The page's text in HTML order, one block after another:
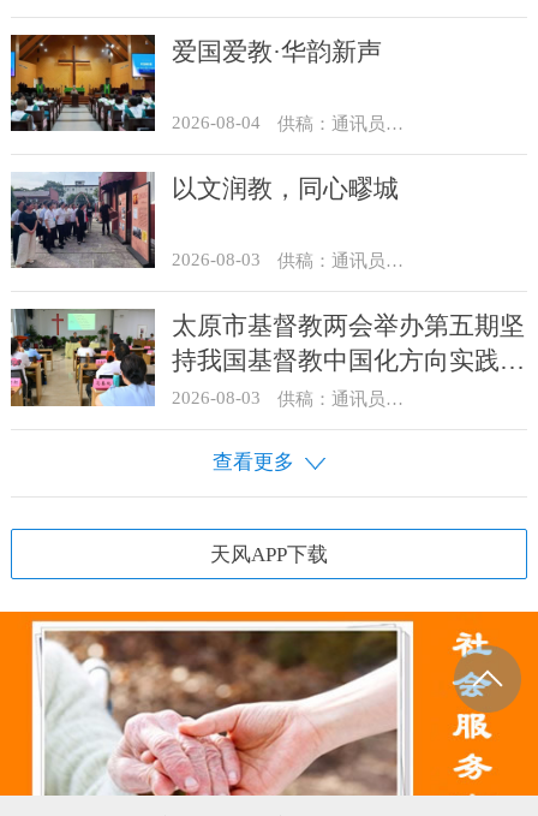
爱国爱教·华韵新声
2026-08-04 供稿：通讯员 景健美
以文润教，同心疁城
2026-08-03 供稿：通讯员 景健美
太原市基督教两会举办第五期坚
持我国基督教中国化方向实践能
力专题培训
2026-08-03 供稿：通讯员 王建春 摄影：史爱梅
查看更多
天风APP下载